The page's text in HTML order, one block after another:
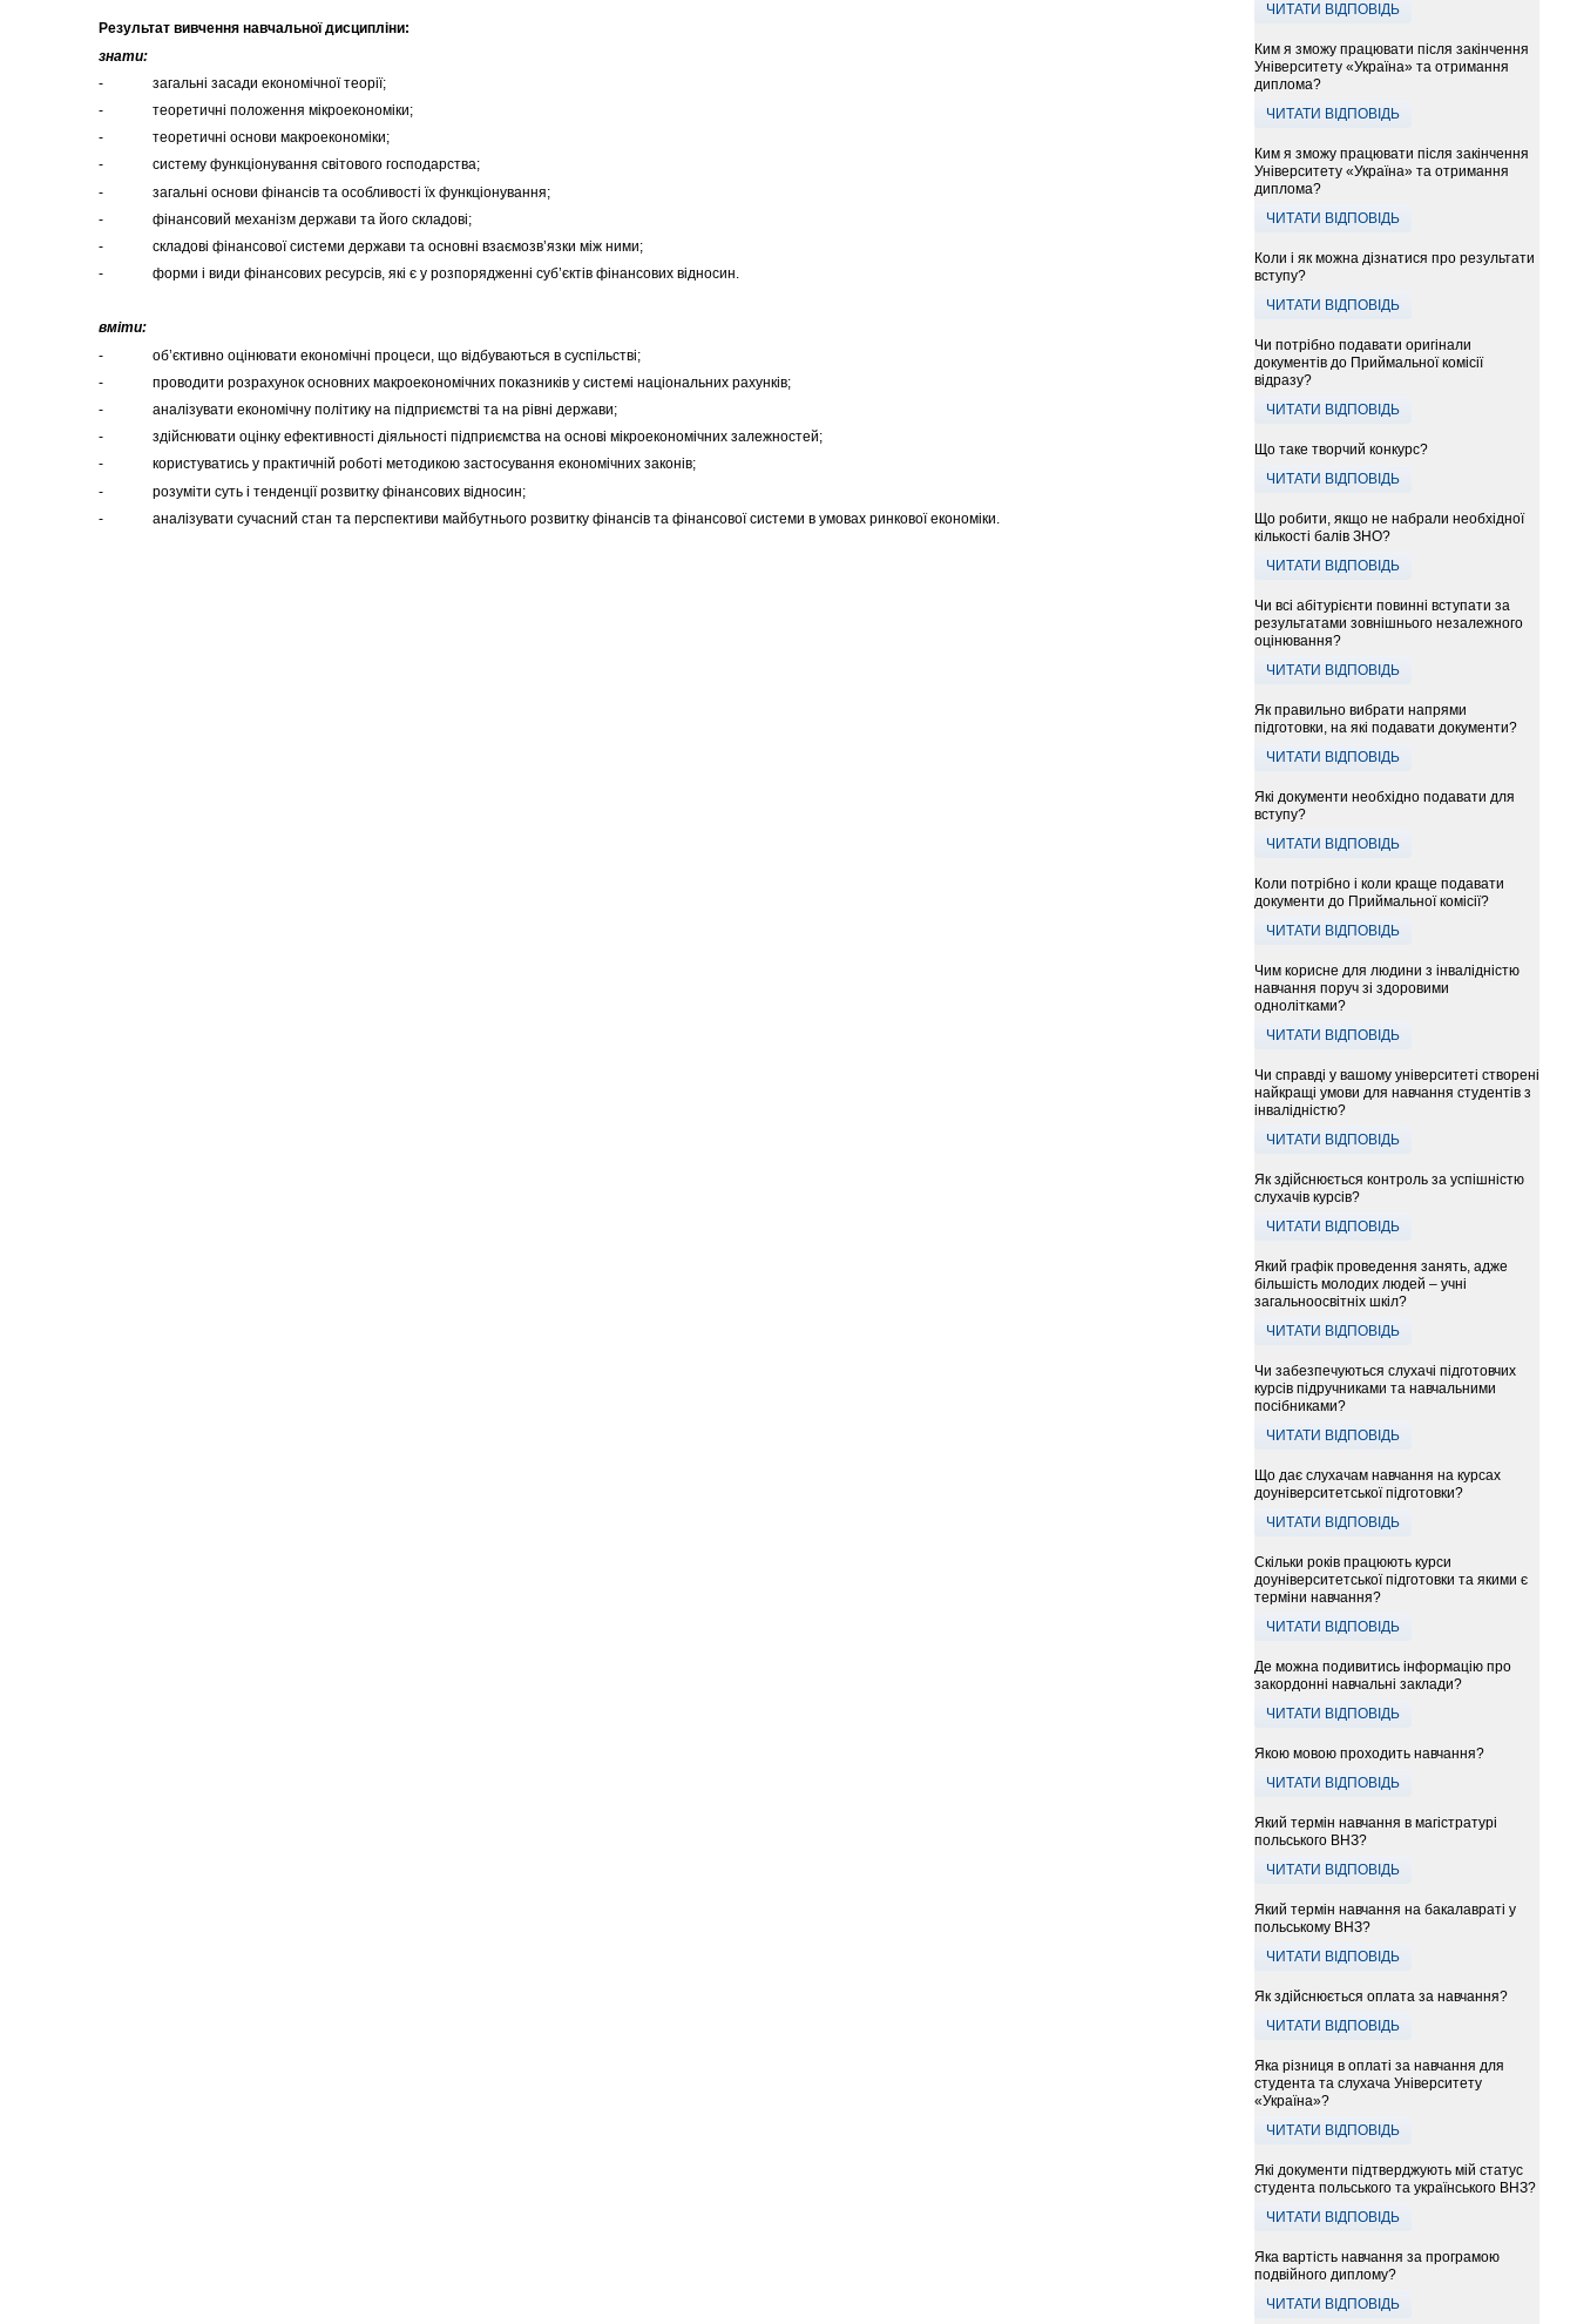
ЧИТАТИ ВІДПОВІДЬ
Ким я зможу працювати після закінчення
Університету «Україна» та отримання
диплома?
ЧИТАТИ ВІДПОВІДЬ
Ким я зможу працювати після закінчення
Університету «Україна» та отримання
диплома?
ЧИТАТИ ВІДПОВІДЬ
Коли і як можна дізнатися про результати
вступу?
ЧИТАТИ ВІДПОВІДЬ
Чи потрібно подавати оригінали
документів до Приймальної комісії
відразу?
ЧИТАТИ ВІДПОВІДЬ
Що таке творчий конкурс?
ЧИТАТИ ВІДПОВІДЬ
Що робити, якщо не набрали необхідної
кількості балів ЗНО?
ЧИТАТИ ВІДПОВІДЬ
Чи всі абітурієнти повинні вступати за
результатами зовнішнього незалежного
оцінювання?
ЧИТАТИ ВІДПОВІДЬ
Як правильно вибрати напрями
підготовки, на які подавати документи?
ЧИТАТИ ВІДПОВІДЬ
Які документи необхідно подавати для
вступу?
ЧИТАТИ ВІДПОВІДЬ
Коли потрібно і коли краще подавати
документи до Приймальної комісії?
ЧИТАТИ ВІДПОВІДЬ
Чим корисне для людини з інвалідністю
навчання поруч зі здоровими
однолітками?
ЧИТАТИ ВІДПОВІДЬ
Чи справді у вашому університеті створені
найкращі умови для навчання студентів з
інвалідністю?
ЧИТАТИ ВІДПОВІДЬ
Як здійснюється контроль за успішністю
слухачів курсів?
ЧИТАТИ ВІДПОВІДЬ
Який графік проведення занять, адже
більшість молодих людей – учні
загальноосвітніх шкіл?
ЧИТАТИ ВІДПОВІДЬ
Чи забезпечуються слухачі підготовчих
курсів підручниками та навчальними
посібниками?
ЧИТАТИ ВІДПОВІДЬ
Що дає слухачам навчання на курсах
доуніверситетської підготовки?
ЧИТАТИ ВІДПОВІДЬ
Скільки років працюють курси
доуніверситетської підготовки та якими є
терміни навчання?
ЧИТАТИ ВІДПОВІДЬ
Де можна подивитись інформацію про
закордонні навчальні заклади?
ЧИТАТИ ВІДПОВІДЬ
Якою мовою проходить навчання?
ЧИТАТИ ВІДПОВІДЬ
Який термін навчання в магістратурі
польського ВНЗ?
ЧИТАТИ ВІДПОВІДЬ
Який термін навчання на бакалавраті у
польському ВНЗ?
ЧИТАТИ ВІДПОВІДЬ
Як здійснюється оплата за навчання?
ЧИТАТИ ВІДПОВІДЬ
Яка різниця в оплаті за навчання для
студента та слухача Університету
«Україна»?
ЧИТАТИ ВІДПОВІДЬ
Які документи підтверджують мій статус
студента польського та українського ВНЗ?
ЧИТАТИ ВІДПОВІДЬ
Яка вартість навчання за програмою
подвійного диплому?
ЧИТАТИ ВІДПОВІДЬ
Результат вивчення навчальної дисципліни:
знати:
- загальні засади економічної теорії;
- теоретичні положення мікроекономіки;
- теоретичні основи макроекономіки;
- систему функціонування світового господарства;
- загальні основи фінансів та особливості їх функціонування;
- фінансовий механізм держави та його складові;
- складові фінансової системи держави та основні взаємозв’язки між ними;
- форми і види фінансових ресурсів, які є у розпорядженні суб’єктів фінансових відносин.
вміти:
- об’єктивно оцінювати економічні процеси, що відбуваються в суспільстві;
- проводити розрахунок основних макроекономічних показників у системі національних рахунків;
- аналізувати економічну політику на підприємстві та на рівні держави;
- здійснювати оцінку ефективності діяльності підприємства на основі мікроекономічних залежностей;
- користуватись у практичній роботі методикою застосування економічних законів;
- розуміти суть і тенденції розвитку фінансових відносин;
- аналізувати сучасний стан та перспективи майбутнього розвитку фінансів та фінансової системи в умовах ринкової економіки.